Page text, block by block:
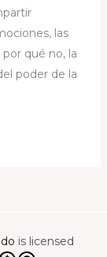
las
por qué no, la
poder de la
is licensed